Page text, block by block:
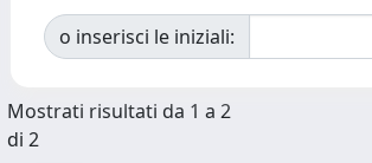
o inserisci le iniziali:
Mostrati risultati da 1 a 2
di 2